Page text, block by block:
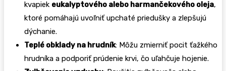
kvapiek eukalyptového alebo harmančekového oleja,
ktoré pomáhajú uvoľniť upchaté priedušky a zlepšujú
dýchanie.
Teplé obklady na hrudník: Môžu zmierniť pocit ťažkého
hrudníka a podporiť prúdenie krvi, čo uľahčuje hojenie.